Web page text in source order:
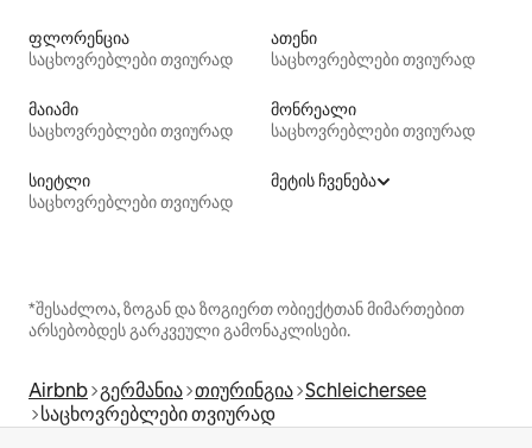
ფლორენცია
საცხოვრებლები თვიურად
ათენი
საცხოვრებლები თვიურად
მაიამი
საცხოვრებლები თვიურად
მონრეალი
საცხოვრებლები თვიურად
სიეტლი
საცხოვრებლები თვიურად
მეტის ჩვენება
*შესაძლოა, ზოგან და ზოგიერთ ობიექტთან მიმართებით
არსებობდეს გარკვეული გამონაკლისები.
Airbnb გერმანია თიურინგია Schleichersee
საცხოვრებლები თვიურად